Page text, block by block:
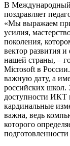
В Международный
поздравляет
«Мы выражаем
усилия,
поколения,
вектор развития
нашей страны, –
Microsoft в
важную дату, а
российских школ.
доступности ИКТ
кардинальные
важна, ведь
которого